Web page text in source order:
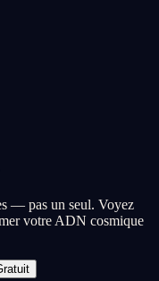
— pas un seul. Voyez
votre ADN cosmique